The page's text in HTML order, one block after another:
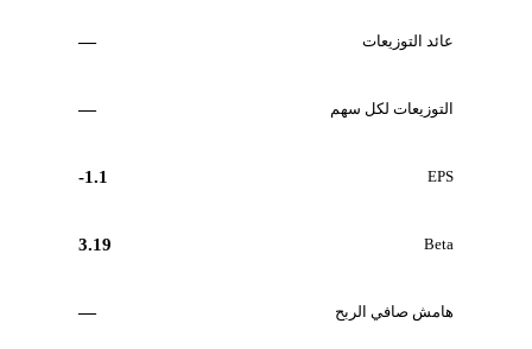
عائد التوزيعات —
التوزيعات لكل سهم —
EPS
-1.1
Beta
3.19
هامش صافي الربح —